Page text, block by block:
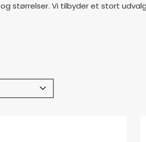
størrelser. Vi tilbyder et stort